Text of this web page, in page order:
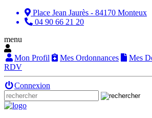
Place Jean Jaurès - 84170 Monteux
04 90 66 21 20
menu
Mon Profil Mes Ordonnances Mes
RDV
Connexion